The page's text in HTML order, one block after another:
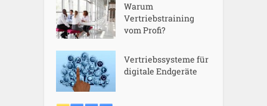
Warum
Vertriebstraining
vom Profi?
Vertriebssysteme für
digitale Endgeräte